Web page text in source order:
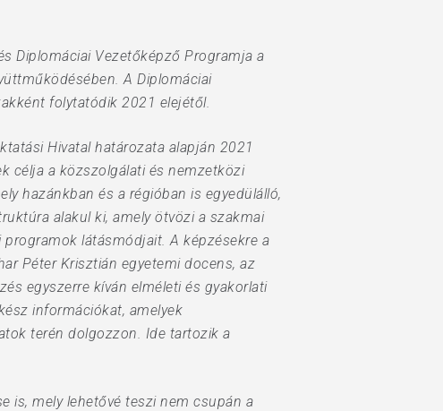
Diplomáciai Vezetőképző Programja a
A Diplomáciai
folytatódik 2021 elejétől.
Hivatal határozata alapján 2021
célja a közszolgálati és nemzetközi
hazánkban és a régióban is egyedülálló,
alakul ki, amely ötvözi a szakmai
látásmódjait. A képzésekre a
Péter Krisztián egyetemi docens, az
egyszerre kíván elméleti és gyakorlati
információkat, amelyek
terén dolgozzon. Ide tartozik a
is, mely lehetővé teszi nem csupán a